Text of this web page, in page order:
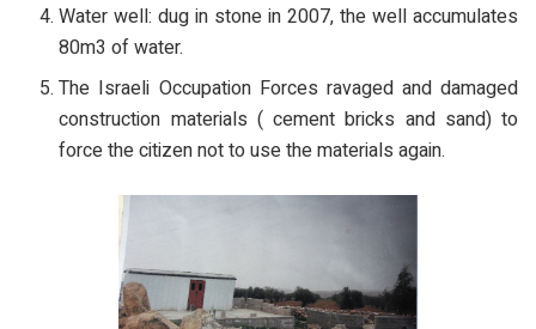
Water well: dug in stone in 2007, the well accumulates
80m3 of water.
The Israeli Occupation Forces ravaged and damaged
construction materials ( cement bricks and sand) to
force the citizen not to use the materials again.